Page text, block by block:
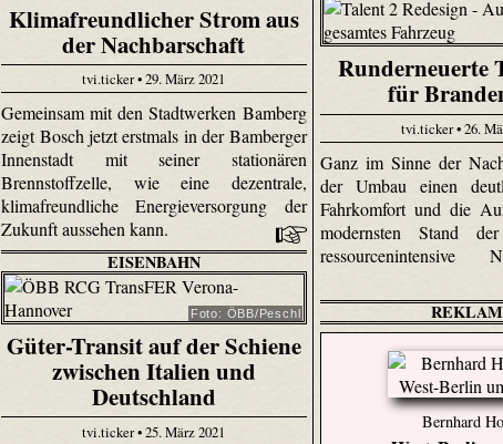
Klimafreundlicher Strom aus
der Nachbarschaft
tvi.ticker • 29. März 2021
Gemeinsam mit den Stadtwerken Bamberg
zeigt Bosch jetzt erstmals in der Bamberger
Innenstadt mit seiner stationären
Brennstoffzelle, wie eine dezentrale,
klimafreundliche Energieversorgung der
Zukunft aussehen kann.
Runderneuerte
für
tvi.ticker • 26.
Ganz im Sinne der
der Umbau einen
Fahrkomfort und die
modernsten Stand
ressourcenintensive
EISENBAHN
Foto: ÖBB/Peschl
Güter-Transit auf der Schiene
zwischen Italien und
Deutschland
tvi.ticker • 25. März 2021 Bernhard